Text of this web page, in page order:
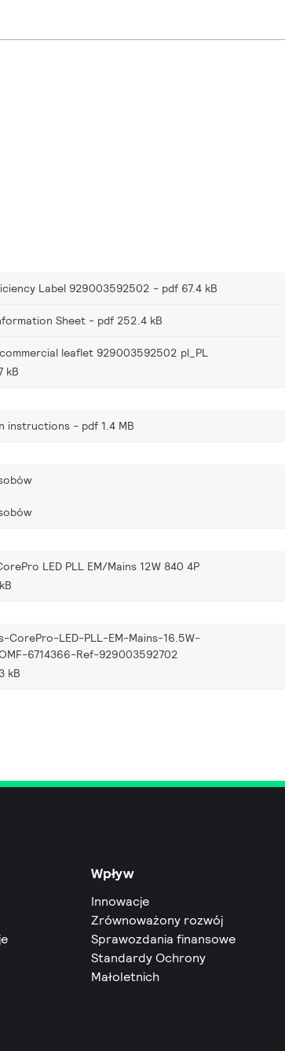
Label 929003592502 pdf 67.4 kB
Sheet pdf 252.4 kB
leaflet 929003592502 pl_PL
kB
instructions pdf 1.4 MB
LED PLL EM/Mains 12W 840 4P
CorePro-LED-PLL-EM-Mains-16.5W-
6714366-Ref-929003592702
kB
Wpływ
Innowacje
Zrównoważony rozwój
Sprawozdania finansowe
Standardy Ochrony
Małoletnich